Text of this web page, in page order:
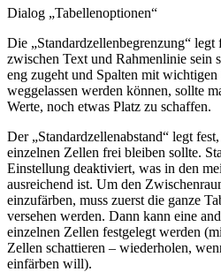
Dialog „Tabellenoptionen“
Die „Standardzellenbegrenzung“
zwischen Text und Rahmenlinie sein
eng zugeht und Spalten mit
weggelassen werden können, sollte
Werte, noch etwas Platz zu schaffen.
Der „Standardzellenabstand“ legt
einzelnen Zellen frei bleiben sollte.
Einstellung deaktiviert, was in den
ausreichend ist. Um den
einzufärben, muss zuerst die ganze
versehen werden. Dann kann eine
einzelnen Zellen festgelegt werden
Zellen schattieren – wiederholen,
einfärben will).